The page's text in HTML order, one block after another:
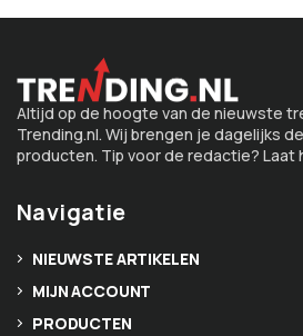
Altijd op de hoogte van de nieuwste
Trending.nl. Wij brengen je dagelijks
producten. Tip voor de redactie? Laat
Navigatie
NIEUWSTE ARTIKELEN
MIJN ACCOUNT
PRODUCTEN